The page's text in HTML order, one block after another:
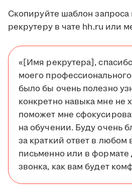
Скопируйте шаблон запроса
рекрутеру в чате hh.ru или
«[Имя рекрутера],
моего
было бы очень полезно
конкретно навыка мне не
поможет мне
на обучении. Буду очень
за краткий ответ в любом
письменно или в формате
звонка, как вам будет